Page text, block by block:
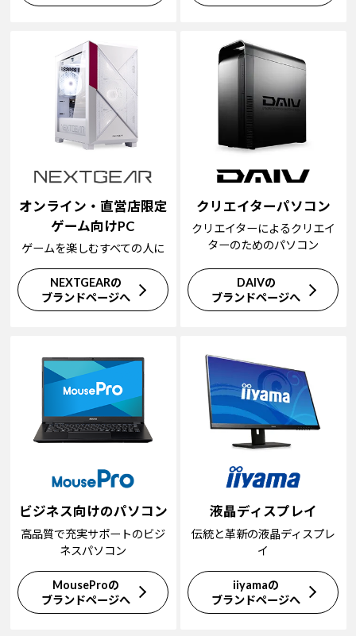
オンライン・直営店限定
ゲーム向けPC
ゲームを楽しむすべての人に
NEXTGEARの
ブランドページへ
クリエイターパソコン
クリエイターによるクリエイ
ターのためのパソコン
DAIVの
ブランドページへ
ビジネス向けのパソコン
高品質で充実サポートのビジ
ネスパソコン
MouseProの
ブランドページへ
液晶ディスプレイ
伝統と革新の液晶ディスプレ
イ
iiyamaの
ブランドページへ